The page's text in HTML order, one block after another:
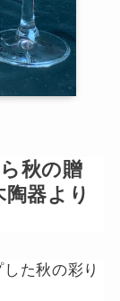
秋の贈
器より
た秋の彩り